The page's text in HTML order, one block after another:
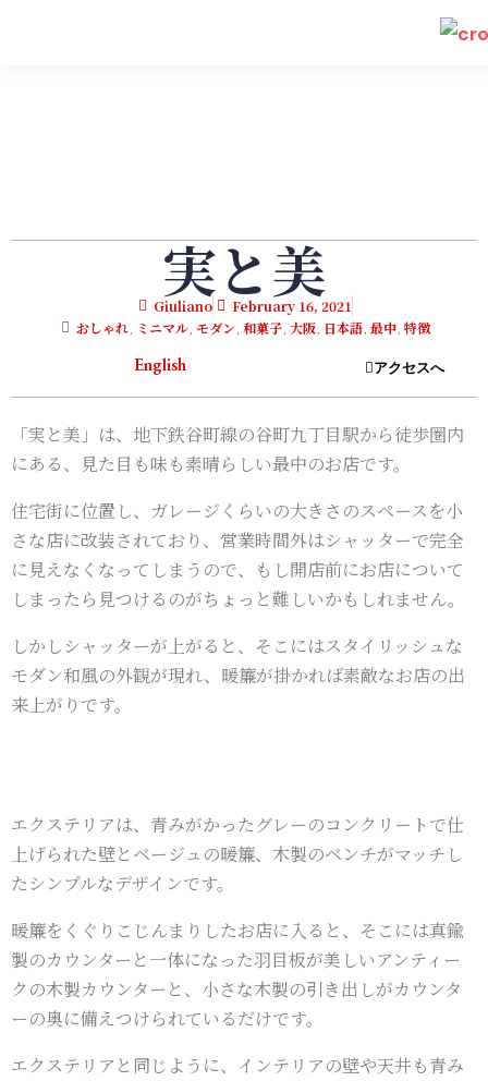
実と美
Giuliano
February 16, 2021
おしゃれ ミニマル モダン 和菓子 大阪 日本語 最中 特徴
English アクセスへ
「実と美」は、地下鉄谷町線の谷町九丁目駅から徒歩圏内
にある、見た目も味も素晴らしい最中のお店です。
住宅街に位置し、ガレージくらいの大きさのスペースを小
さな店に改装されており、営業時間外はシャッターで完全
に見えなくなってしまうので、もし開店前にお店について
しまったら見つけるのがちょっと難しいかもしれません。
しかしシャッターが上がると、そこにはスタイリッシュな
モダン和風の外観が現れ、暖簾が掛かれば素敵なお店の出
来上がりです。
エクステリアは、青みがかったグレーのコンクリートで仕
上げられた壁とベージュの暖簾、木製のベンチがマッチし
たシンプルなデザインです。
暖簾をくぐりこじんまりしたお店に入ると、そこには真鍮
製のカウンターと一体になった羽目板が美しいアンティー
クの木製カウンターと、小さな木製の引き出しがカウンタ
ーの奥に備えつけられているだけです。
エクステリアと同じように、インテリアの壁や天井も青み